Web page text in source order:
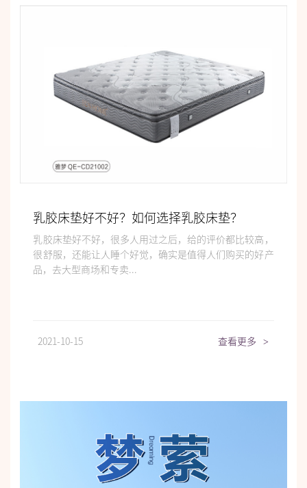
乳胶床垫好不好？如何选择乳胶床垫？
乳胶床垫好不好，很多人用过之后，给的评价都比较高，
很舒服，还能让人睡个好觉，确实是值得人们购买的好产
品，去大型商场和专卖...
2021-10-15 查看更多 >